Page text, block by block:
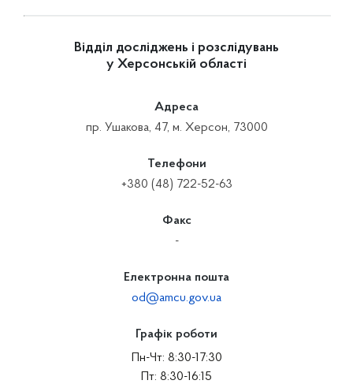
Відділ досліджень і розслідувань
у Херсонській області
Адреса
пр. Ушакова, 47, м. Херсон, 73000
Телефони
+380 (48) 722-52-63
Факс
-
Електронна пошта
od@amcu.gov.ua
Графік роботи
Пн-Чт: 8:30-17:30
Пт: 8:30-16:15